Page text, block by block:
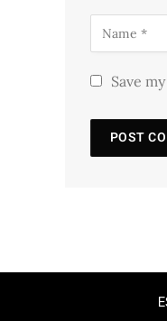
Save